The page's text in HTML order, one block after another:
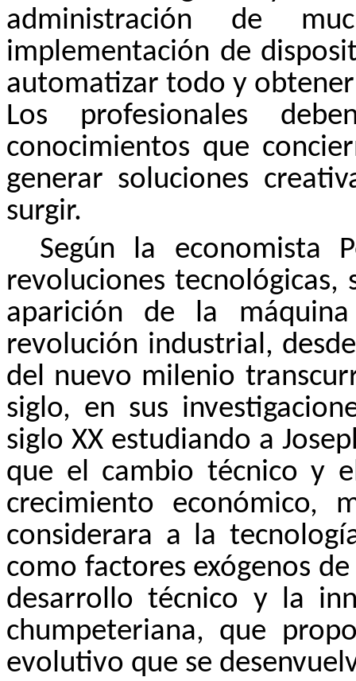
administración de
implementación de
automatizar todo y
Los profesionales
conocimientos que
generar soluciones
surgir.
Según la economista
revoluciones
aparición de la
revolución industrial,
del nuevo milenio
siglo, en sus
siglo XX estudiando a
que el cambio técnico y
crecimiento económico,
considerara a la
como factores exógenos
desarrollo técnico y la
chumpeteriana, que
evolutivo que se